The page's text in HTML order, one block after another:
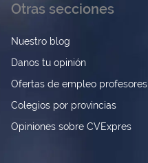
Otras secciones
Nuestro blog
Danos tu opinión
Ofertas de empleo profesores
Colegios por provincias
Opiniones sobre CVExpres